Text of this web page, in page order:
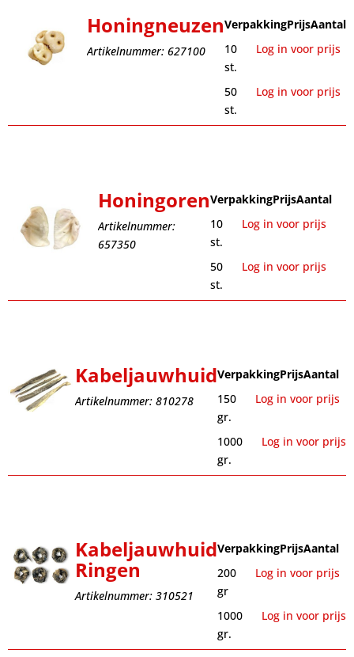
Honingneuzen
Artikelnummer: 627100
VerpakkingPrijsAantal
10
st.
Log in voor prijs
50
st.
Log in voor prijs
Honingoren
Artikelnummer:
657350
VerpakkingPrijsAantal
10
st.
Log in voor prijs
50
st.
Log in voor prijs
Kabeljauwhuid
Artikelnummer: 810278
VerpakkingPrijsAantal
150
gr.
Log in voor prijs
1000
gr.
Log in voor prijs
Kabeljauwhuid
Ringen
Artikelnummer: 310521
VerpakkingPrijsAantal
200
gr
Log in voor prijs
1000
gr.
Log in voor prijs